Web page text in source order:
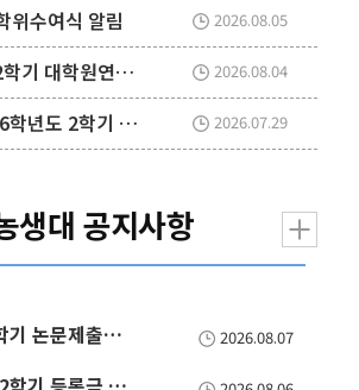
위수여식 알림 2026.08.05
2026학년도 2학기 대학원연구생 등록 일정 알림 2026.08.04
[대학원] 2026학년도 2학기 학위논문제출자격시험 및 한국어시험 시행 계획 알림 2026.07.29
생대 공지사항
2026학년도 2학기 논문제출자격시험 일정 알림 2026.08.07